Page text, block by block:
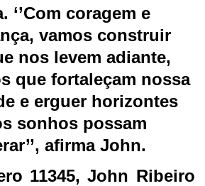
‘’Com coragem e
vamos construir
nos levem adiante,
que fortaleçam nossa
e erguer horizontes
sonhos possam
afirma John.
11345, John Ribeiro